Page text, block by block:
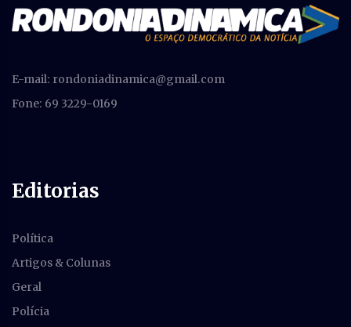
E-mail: rondoniadinamica@gmail.com
Fone: 69 3229-0169
Editorias
Política
Artigos & Colunas
Geral
Polícia